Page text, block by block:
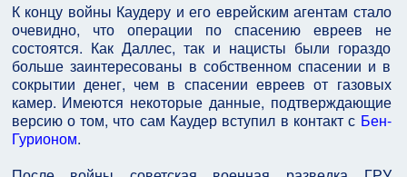
К концу войны Каудеру и его еврейским агентам стало
очевидно, что операции по спасению евреев не
состоятся. Как Даллес, так и нацисты были гораздо
больше заинтересованы в собственном спасении и в
сокрытии денег, чем в спасении евреев от газовых
камер. Имеются некоторые данные, подтверждающие
версию о том, что сам Каудер вступил в контакт с Бен-
Гурионом.